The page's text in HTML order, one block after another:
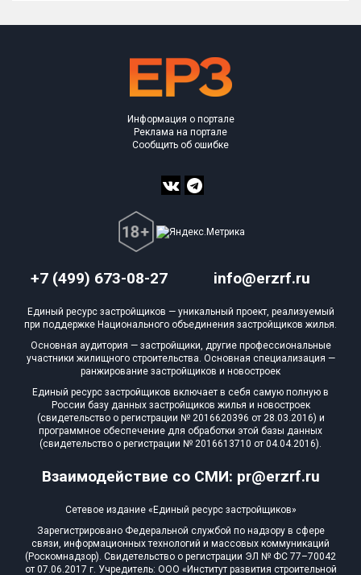
+7 (499) 673-08-27 info@erzrf.ru
Взаимодействие со СМИ: pr@erzrf.ru
Информация о портале
Реклама на портале
Сообщить об ошибке
Единый ресурс застройщиков — уникальный проект, реализуемый
при поддержке Национального объединения застройщиков жилья.
Основная аудитория — застройщики, другие профессиональные
участники жилищного строительства. Основная специализация —
ранжирование застройщиков и новостроек
Единый ресурс застройщиков включает в себя самую полную в
России базу данных застройщиков жилья и новостроек
(свидетельство о регистрации № 2016620396 от 28.03.2016) и
программное обеспечение для обработки этой базы данных
(свидетельство о регистрации № 2016613710 от 04.04.2016).
Сетевое издание «Единый ресурс застройщиков»
Зарегистрировано Федеральной службой по надзору в сфере
связи, информационных технологий и массовых коммуникаций
(Роскомнадзор). Свидетельство о регистрации ЭЛ № ФС 77–70042
от 07.06.2017 г. Учредитель: ООО «Институт развития строительной